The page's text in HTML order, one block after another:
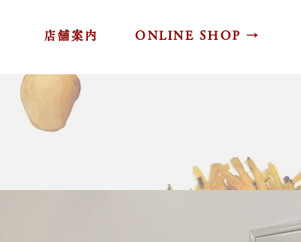
店舗案内 ONLINE SHOP →